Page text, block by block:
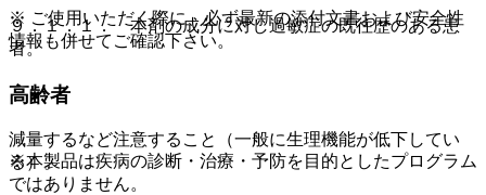
９．１．１． 本剤の成分に対し過敏症の既往歴のある患
者。
高齢者
減量するなど注意すること（一般に生理機能が低下してい
る）。
※ ご使用いただく際に、必ず最新の添付文書および安全性
情報も併せてご確認下さい。
※本製品は疾病の診断・治療・予防を目的としたプログラム
ではありません。